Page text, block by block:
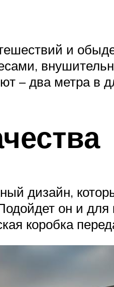
и
– два метра в
дизайн,
он и для
коробка